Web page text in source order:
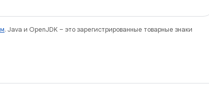
. Java и OpenJDK – это зарегистрированные товарные знаки